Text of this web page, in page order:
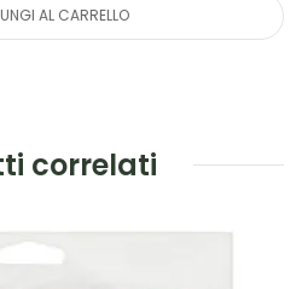
AL CARRELLO
correlati